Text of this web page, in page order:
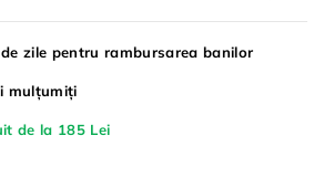
zile pentru rambursarea banilor
mulțumiți
de la 185 Lei